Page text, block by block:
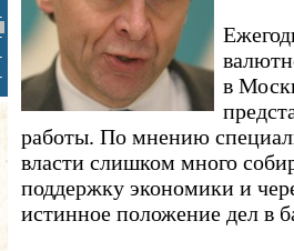
в
работы. По мнению
власти слишком много
поддержку экономики и
истинное положение дел в